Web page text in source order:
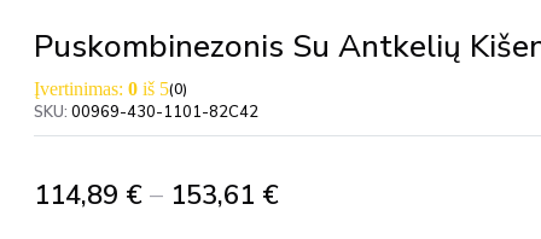
Puskombinezonis Su Antkelių
Įvertinimas: 0 iš 5(0)
SKU: 00969-430-1101-82C42
114,89 € – 153,61 €Price